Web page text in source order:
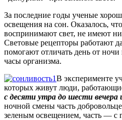
За последние годы ученые
освещения на сон. Оказалось, что
воспринимают свет, не имеют
Световые рецепторы работают
помогают отличать день от ночи
часы организма.
В эксперименте
которых живут люди,
с десяти утра до шести вечера
ночной смены часть
зеленым освещением, часть — с